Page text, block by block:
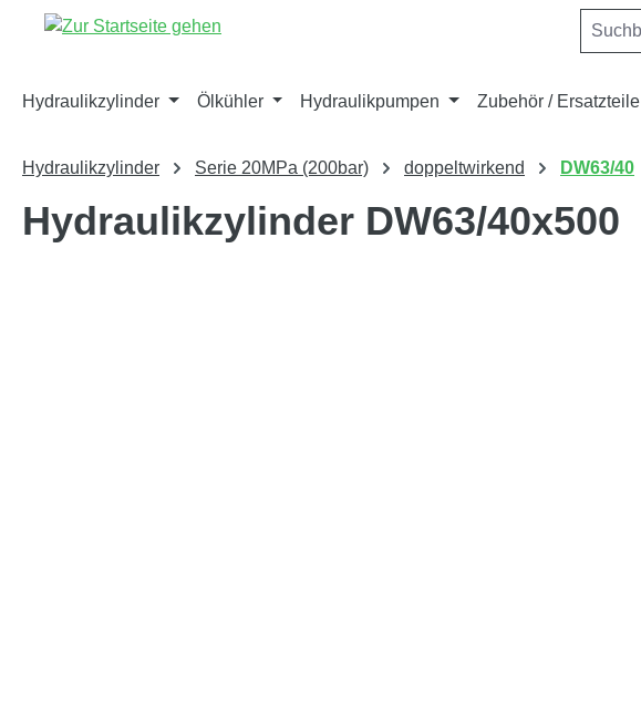
Zur Hauptnavigation springen
Hydraulikzylinder Ölkühler Hydraulikpumpen Zubehör / Ersatzteile
Hydraulikzylinder Serie 20MPa (200bar) doppeltwirkend DW63/40
Hydraulikzylinder DW63/40x500